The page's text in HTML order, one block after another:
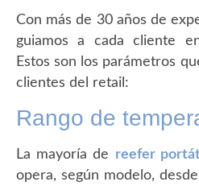
Con más de 30 años de
guiamos a cada cliente
Estos son los parámetros
clientes del retail:
Rango de
La mayoría de reefer
opera, según modelo,